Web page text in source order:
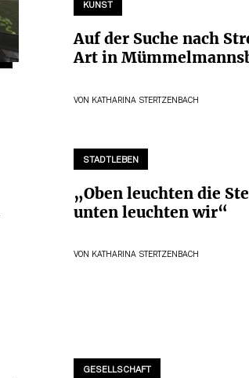
KUNST
Auf der Suche nach
Art in
VON KATHARINA STERTZENBACH
STADTLEBEN
„Oben leuchten die
unten leuchten wir“
VON KATHARINA STERTZENBACH
GESELLSCHAFT